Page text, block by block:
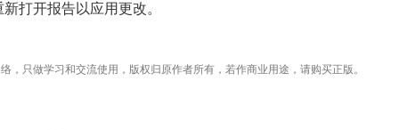
打开报告以应用更改。
做学习和交流使用，版权归原作者所有，若作商业用途，请购买正版。